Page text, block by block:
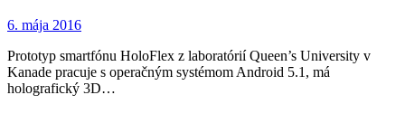
6. mája 2016
Prototyp smartfónu HoloFlex z laboratórií Queen’s University v
Kanade pracuje s operačným systémom Android 5.1, má
holografický 3D…